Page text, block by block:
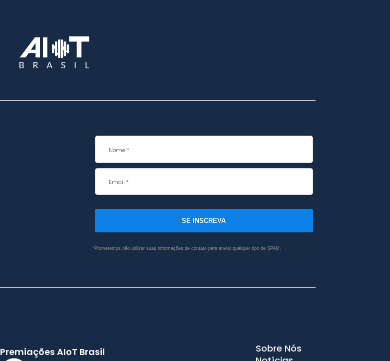
SE INSCREVA
*Prometemos não utilizar suas informações de contato para enviar qualquer tipo de SPAM.
Premiações AIoT Brasil
Sobre Nós